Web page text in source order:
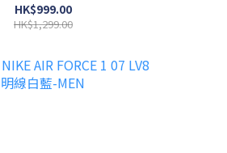
HK$999.00
HK$1,299.00